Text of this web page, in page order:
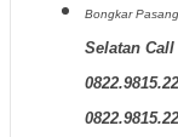
Bongkar
Selatan Call